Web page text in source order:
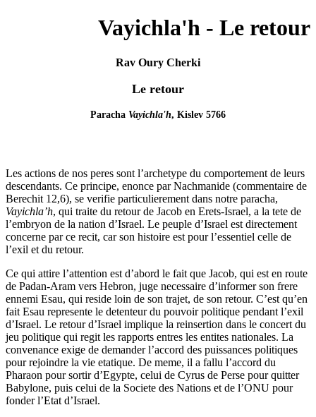
Vayichla'h - Le retour
Rav Oury Cherki
Le retour
Paracha Vayichla'h, Kislev 5766
Les actions de nos peres sont l’archetype du comportement de leurs
descendants. Ce principe, enonce par Nachmanide (commentaire de
Berechit 12,6), se verifie particulierement dans notre paracha,
Vayichla’h, qui traite du retour de Jacob en Erets-Israel, a la tete de
l’embryon de la nation d’Israel. Le peuple d’Israel est directement
concerne par ce recit, car son histoire est pour l’essentiel celle de
l’exil et du retour.
Ce qui attire l’attention est d’abord le fait que Jacob, qui est en route
de Padan-Aram vers Hebron, juge necessaire d’informer son frere
ennemi Esau, qui reside loin de son trajet, de son retour. C’est qu’en
fait Esau represente le detenteur du pouvoir politique pendant l’exil
d’Israel. Le retour d’Israel implique la reinsertion dans le concert du
jeu politique qui regit les rapports entres les entites nationales. La
convenance exige de demander l’accord des puissances politiques
pour rejoindre la vie etatique. De meme, il a fallu l’accord du
Pharaon pour sortir d’Egypte, celui de Cyrus de Perse pour quitter
Babylone, puis celui de la Societe des Nations et de l’ONU pour
fonder l’Etat d’Israel.